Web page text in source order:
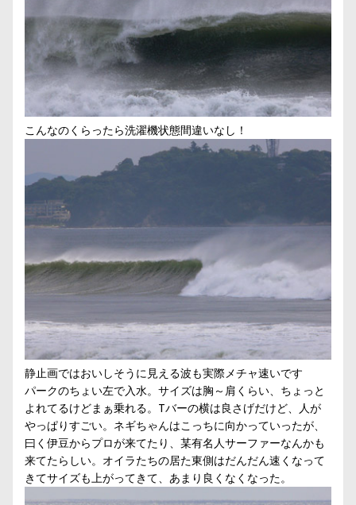
こんなのくらったら洗濯機状態間違いなし！
静止画ではおいしそうに見える波も実際メチャ速いです
パークのちょい左で入水。サイズは胸～肩くらい、ちょっと
よれてるけどまぁ乗れる。Tバーの横は良さげだけど、人が
やっぱりすごい。ネギちゃんはこっちに向かっていったが、
曰く伊豆からプロが来てたり、某有名人サーファーなんかも
来てたらしい。オイラたちの居た東側はだんだん速くなって
きてサイズも上がってきて、あまり良くなくなった。